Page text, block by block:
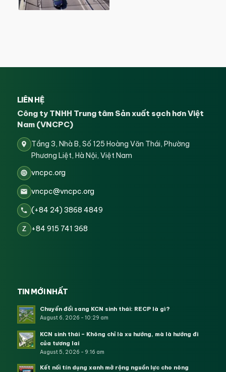
LIÊN HỆ
Công ty TNHH Trung tâm Sản xuất sạch hơn Việt
Nam (VNCPC)
Tầng 3, Nhà B, Số 125 Hoàng Văn Thái, Phường
Phương Liệt, Hà Nội, Việt Nam
vncpc.org
vncpc@vncpc.org
(+84 24) 3868 4849
Z +84 915 741 368
TIN MỚI NHẤT
Chuyển đổi sang KCN sinh thái: RECP là gì?
August 6, 2026 - 10:29 am
KCN sinh thái – Không chỉ là xu hướng, mà là hướng đi
của tương lai
August 5, 2026 - 9:16 am
Kết nối tín dụng xanh mở rộng nguồn lực cho nông